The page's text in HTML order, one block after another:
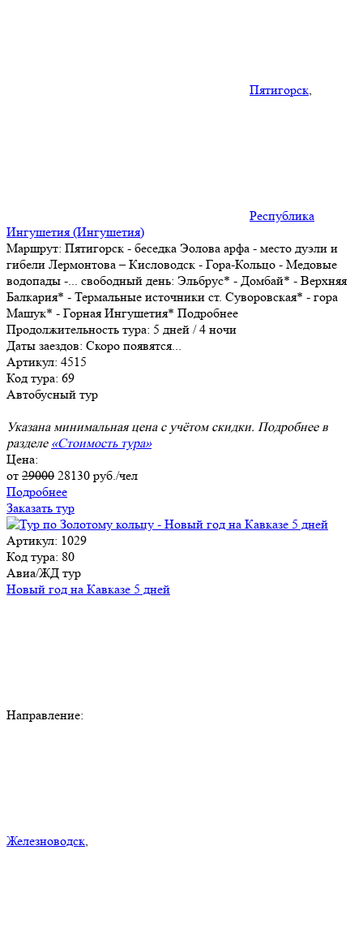
Пятигорск,
Республика
Ингушетия (Ингушетия)
Маршрут: Пятигорск - беседка Эолова арфа - место дуэли и
гибели Лермонтова – Кисловодск - Гора-Кольцо - Медовые
водопады -... свободный день: Эльбрус* - Домбай* - Верхняя
Балкария* - Термальные источники ст. Суворовская* - гора
Машук* - Горная Ингушетия* Подробнее
Продолжительность тура: 5 дней / 4 ночи
Даты заездов: Скоро появятся...
Артикул: 4515
Код тура: 69
Автобусный тур
Указана минимальная цена с учётом скидки. Подробнее в
разделе «Стоимость тура»
Цена:
от 29000 28130 руб./чел
Подробнее
Заказать тур
Артикул: 1029
Код тура: 80
Авиа/ЖД тур
Новый год на Кавказе 5 дней
Направление:
Железноводск,